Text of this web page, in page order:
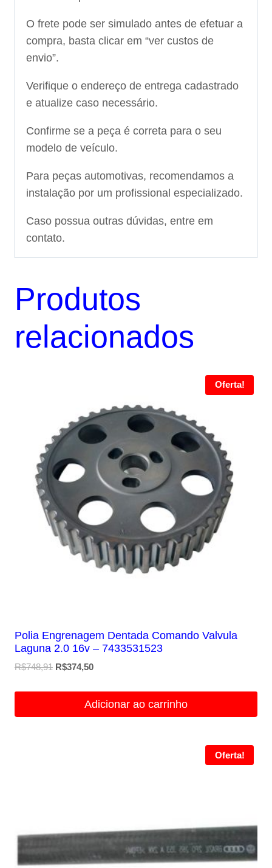
O frete pode ser simulado antes de efetuar a
compra, basta clicar em “ver custos de
envio”.
Verifique o endereço de entrega cadastrado
e atualize caso necessário.
Confirme se a peça é correta para o seu
modelo de veículo.
Para peças automotivas, recomendamos a
instalação por um profissional especializado.
Caso possua outras dúvidas, entre em
contato.
Produtos
relacionados
Oferta!
Polia Engrenagem Dentada Comando Valvula
Laguna 2.0 16v – 7433531523
R$748,91 O
R$374,50O
é:
Adicionar ao carrinho
Oferta!